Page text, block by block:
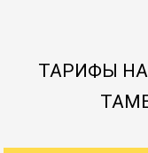
ТАРИФЫ НА